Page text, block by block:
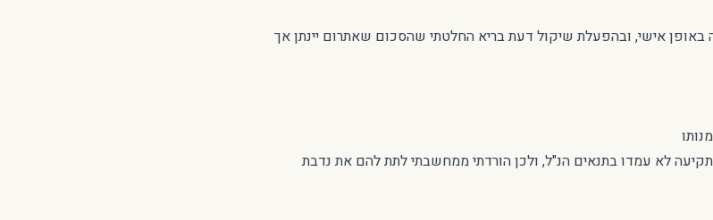
באופן אישי, ובהפעלת שיקול דעת בריא החלטתי שהסכום שאתרום יינתן אך
לא עמדו בתנאים הנ"ל, ולכן הורדתי ממחשבתי לתת להם את נדבת